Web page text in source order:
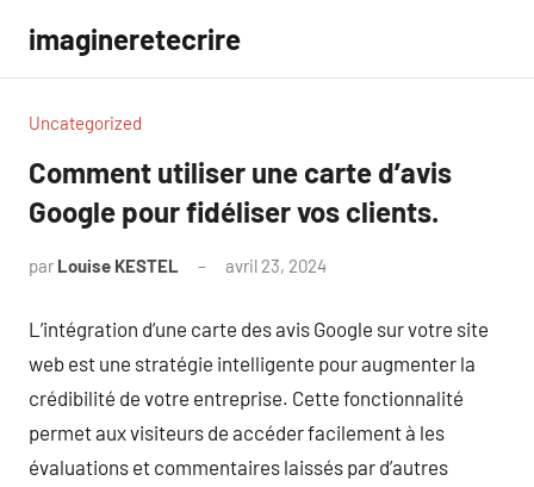
contenu
imagineretecrire
Uncategorized
Comment utiliser une carte d’avis
Google pour fidéliser vos clients.
par Louise KESTEL avril 23, 2024
L’intégration d’une carte des avis Google sur votre site
web est une stratégie intelligente pour augmenter la
crédibilité de votre entreprise. Cette fonctionnalité
permet aux visiteurs de accéder facilement à les
évaluations et commentaires laissés par d’autres